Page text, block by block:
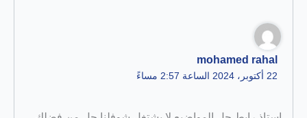
mohamed rahal
22 أكتوبر، 2024 الساعة 2:57 مساءً